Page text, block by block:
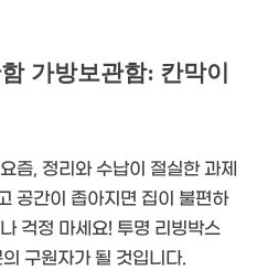
가방보관함: 칸막이
즘, 정리와 수납이 절실한 과제
공간이 좁아지면 집이 불편하
걱정 마세요! 투명 리빙박스
구원자가 될 것입니다.